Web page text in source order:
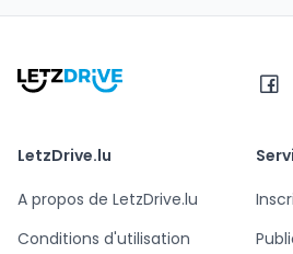
LetzDrive.lu
A propos de LetzDrive.lu
Conditions d'utilisation